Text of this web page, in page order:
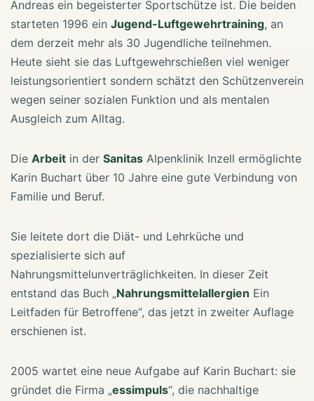
Andreas ein begeisterter Sportschütze ist. Die beiden
starteten 1996 ein Jugend-Luftgewehrtraining, an
dem derzeit mehr als 30 Jugendliche teilnehmen.
Heute sieht sie das Luftgewehrschießen viel weniger
leistungsorientiert sondern schätzt den Schützenverein
wegen seiner sozialen Funktion und als mentalen
Ausgleich zum Alltag.
Die Arbeit in der Sanitas Alpenklinik Inzell ermöglichte
Karin Buchart über 10 Jahre eine gute Verbindung von
Familie und Beruf.
Sie leitete dort die Diät- und Lehrküche und
spezialisierte sich auf
Nahrungsmittelunverträglichkeiten. In dieser Zeit
entstand das Buch „Nahrungsmittelallergien Ein
Leitfaden für Betroffene“, das jetzt in zweiter Auflage
erschienen ist.
2005 wartet eine neue Aufgabe auf Karin Buchart: sie
gründet die Firma „essimpuls“, die nachhaltige